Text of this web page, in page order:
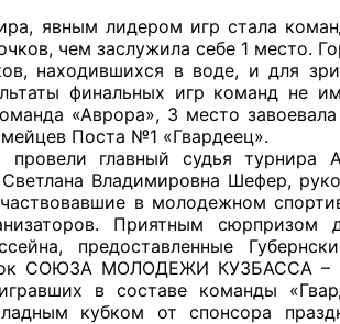
явным лидером игр стала
чем заслужила себе 1 место.
находившихся в воде, и для
финальных игр команд не
«Аврора», 3 место
Поста №1 «Гвардеец».
главный судья турнира
Владимировна Шефер,
в молодежном
Приятным сюрпризом
предоставленные
СОЮЗА МОЛОДЕЖИ КУЗБАССА –
в составе команды
кубком от спонсора